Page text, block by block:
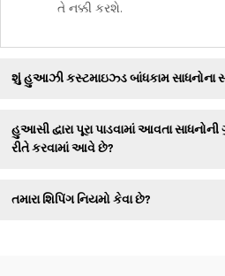
તે નક્કી કરશે.
શું હુઆઝી કસ્ટમાઇઝ્ડ બાંધકામ સાધનોના
હુઆસી દ્વારા પૂરા પાડવામાં આવતા સાધનોની
રીતે કરવામાં આવે છે?
તમારા શિપિંગ નિયમો કેવા છે?